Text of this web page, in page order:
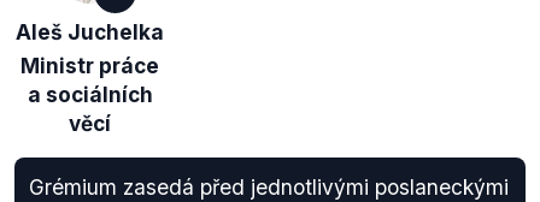
Aleš Juchelka
Ministr práce
a sociálních
věcí
Grémium zasedá před jednotlivými poslaneckými